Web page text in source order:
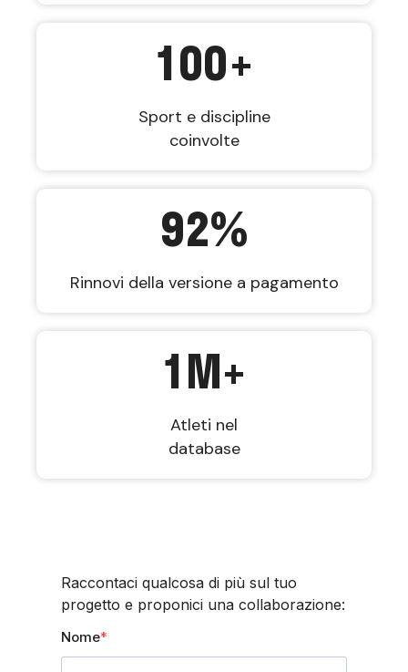
100+
Sport e discipline
coinvolte
92%
Rinnovi della versione a pagamento
1M+
Atleti nel
database
Raccontaci qualcosa di più sul tuo
progetto e proponici una collaborazione:
Nome